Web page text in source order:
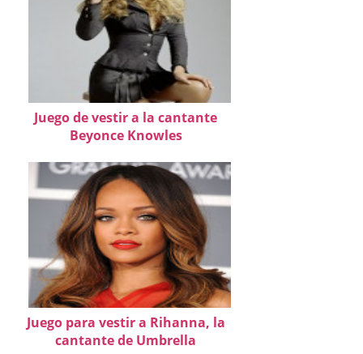
Juego de vestir a la cantante
Beyonce Knowles
Juego para vestir a Rihanna, la
cantante de Umbrella